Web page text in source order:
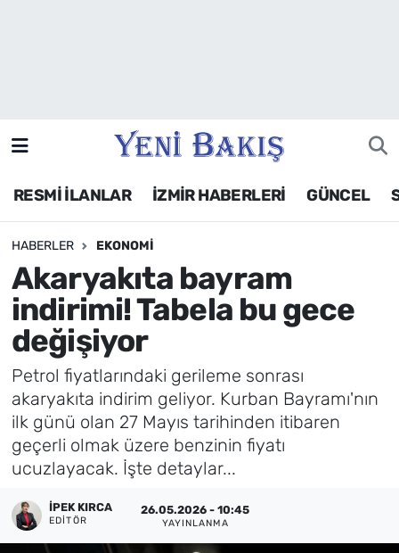
RESMİ İLANLAR İZMİR HABERLERİ GÜNCEL
HABERLER EKONOMI
Akaryakıta bayram
indirimi! Tabela bu gece
değişiyor
Petrol fiyatlarındaki gerileme sonrası
akaryakıta indirim geliyor. Kurban Bayramı'nın
ilk günü olan 27 Mayıs tarihinden itibaren
geçerli olmak üzere benzinin fiyatı
ucuzlayacak. İşte detaylar...
İPEK KIRCA
EDITÖR
26.05.2026 - 10:45
YAYINLANMA
Siyaset
Asayiş / Polis-Adliye
Spor
Magazin
Foto Galeri
Künye
İletişim